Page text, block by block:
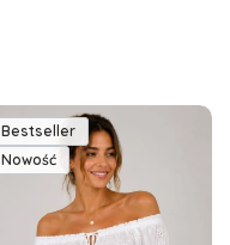
Bestseller
Nowość